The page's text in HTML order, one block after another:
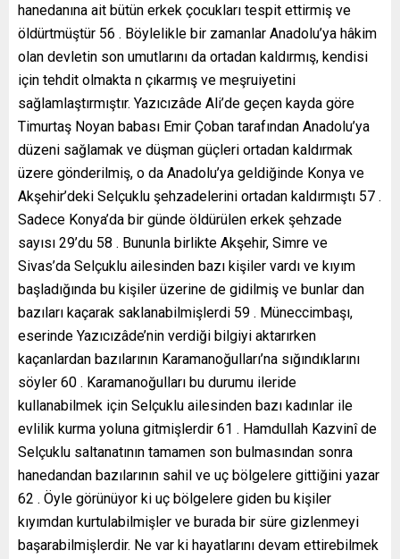
hanedanına ait bütün erkek çocukları tespit ettirmiş ve
öldürtmüştür 56 . Böylelikle bir zamanlar Anadolu’ya hâkim
olan devletin son umutlarını da ortadan kaldırmış, kendisi
için tehdit olmakta n çıkarmış ve meşruiyetini
sağlamlaştırmıştır. Yazıcızâde Ali’de geçen kayda göre
Timurtaş Noyan babası Emir Çoban tarafından Anadolu’ya
düzeni sağlamak ve düşman güçleri ortadan kaldırmak
üzere gönderilmiş, o da Anadolu’ya geldiğinde Konya ve
Akşehir’deki Selçuklu şehzadelerini ortadan kaldırmıştı 57 .
Sadece Konya’da bir günde öldürülen erkek şehzade
sayısı 29’du 58 . Bununla birlikte Akşehir, Simre ve
Sivas’da Selçuklu ailesinden bazı kişiler vardı ve kıyım
başladığında bu kişiler üzerine de gidilmiş ve bunlar dan
bazıları kaçarak saklanabilmişlerdi 59 . Müneccimbaşı,
eserinde Yazıcızâde’nin verdiği bilgiyi aktarırken
kaçanlardan bazılarının Karamanoğulları’na sığındıklarını
söyler 60 . Karamanoğulları bu durumu ileride
kullanabilmek için Selçuklu ailesinden bazı kadınlar ile
evlilik kurma yoluna gitmişlerdir 61 . Hamdullah Kazvinî de
Selçuklu saltanatının tamamen son bulmasından sonra
hanedandan bazılarının sahil ve uç bölgelere gittiğini yazar
62 . Öyle görünüyor ki uç bölgelere giden bu kişiler
kıyımdan kurtulabilmişler ve burada bir süre gizlenmeyi
başarabilmişlerdir. Ne var ki hayatlarını devam ettirebilmek